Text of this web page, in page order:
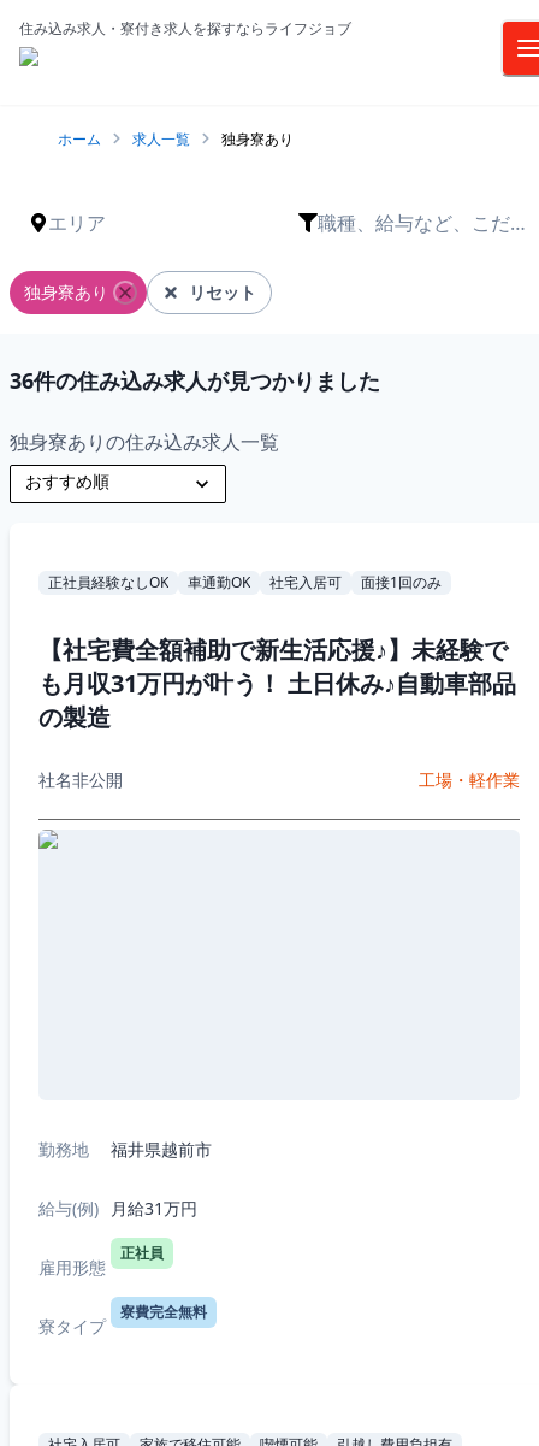
住み込み求人・寮付き求人を探すならライフジョブ
ホーム 求人一覧 独身寮あり
エリア
職種、給与など、こだわ
独身寮あり リセット
36件の住み込み求人が見つかりました
独身寮ありの住み込み求人一覧
正社員経験なしOK 車通勤OK 社宅入居可 面接1回のみ
【社宅費全額補助で新生活応援♪】未経験で
も月収31万円が叶う！ 土日休み♪自動車部品
の製造
社名非公開 工場・軽作業
勤務地 福井県越前市
給与(例) 月給31万円
雇用形態
正社員
寮タイプ
寮費完全無料